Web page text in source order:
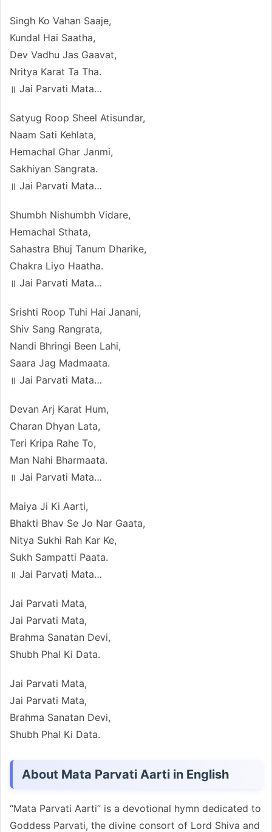
Singh Ko Vahan Saaje,
Kundal Hai Saatha,
Dev Vadhu Jas Gaavat,
Nritya Karat Ta Tha.
॥ Jai Parvati Mata…
Satyug Roop Sheel Atisundar,
Naam Sati Kehlata,
Hemachal Ghar Janmi,
Sakhiyan Sangrata.
॥ Jai Parvati Mata…
Shumbh Nishumbh Vidare,
Hemachal Sthata,
Sahastra Bhuj Tanum Dharike,
Chakra Liyo Haatha.
॥ Jai Parvati Mata…
Srishti Roop Tuhi Hai Janani,
Shiv Sang Rangrata,
Nandi Bhringi Been Lahi,
Saara Jag Madmaata.
॥ Jai Parvati Mata…
Devan Arj Karat Hum,
Charan Dhyan Lata,
Teri Kripa Rahe To,
Man Nahi Bharmaata.
॥ Jai Parvati Mata…
Maiya Ji Ki Aarti,
Bhakti Bhav Se Jo Nar Gaata,
Nitya Sukhi Rah Kar Ke,
Sukh Sampatti Paata.
॥ Jai Parvati Mata…
Jai Parvati Mata,
Jai Parvati Mata,
Brahma Sanatan Devi,
Shubh Phal Ki Data.
Jai Parvati Mata,
Jai Parvati Mata,
Brahma Sanatan Devi,
Shubh Phal Ki Data.
About Mata Parvati Aarti in English
“Mata Parvati Aarti” is a devotional hymn dedicated to
Goddess Parvati, the divine consort of Lord Shiva and